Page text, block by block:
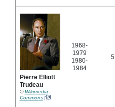
Pierre Elliott
Trudeau
© Wikimedia
Commons
1968-
1979
1980-
1984
5